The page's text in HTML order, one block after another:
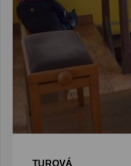
TUROVÁ